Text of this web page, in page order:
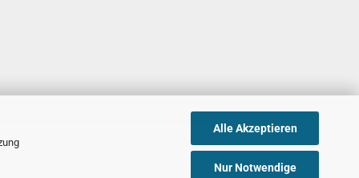
Alle Akzeptieren
Nur Notwendige